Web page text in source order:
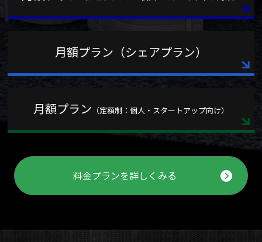
月額プラン（シェアプラン）
月額プラン （定額制：個人・スタートアップ向け）
料金プランを詳しくみる